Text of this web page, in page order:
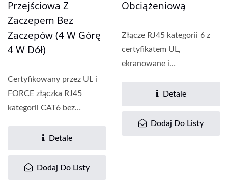
Przejściowa Z
Zaczepem Bez
Zaczepów (4 W Górę
4 W Dół)
Certyfikowany przez UL i
FORCE złączka RJ45
kategorii CAT6 bez
Detale
Dodaj Do Listy
Obciążeniową
Złącze RJ45 kategorii 6 z
certyfikatem UL,
ekranowane i
wykorzystuje
opatentowane...
Detale
Dodaj Do Listy